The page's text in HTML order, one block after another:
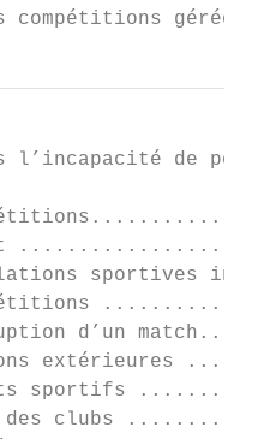
compétitions gérées
l’incapacité
sportives
d’un
extérieures
sportifs
clubs